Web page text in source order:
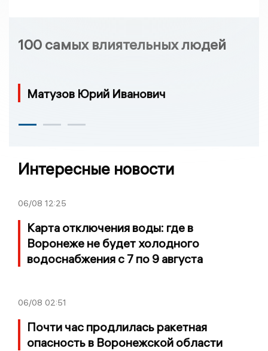
100 самых влиятельных людей
Матузов Юрий Иванович
Интересные новости
06/08 12:25
Карта отключения воды: где в
Воронеже не будет холодного
водоснабжения с 7 по 9 августа
06/08 02:51
Почти час продлилась ракетная
опасность в Воронежской области